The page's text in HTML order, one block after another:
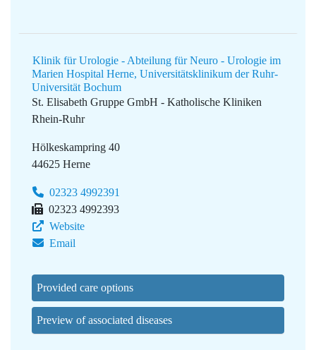
Klinik für Urologie - Abteilung für Neuro - Urologie im
Marien Hospital Herne, Universitätsklinikum der Ruhr-
Universität Bochum
St. Elisabeth Gruppe GmbH - Katholische Kliniken
Rhein-Ruhr
Hölkeskampring 40
44625 Herne
02323 4992391
02323 4992393
Website
Email
Provided care options
Preview of associated diseases